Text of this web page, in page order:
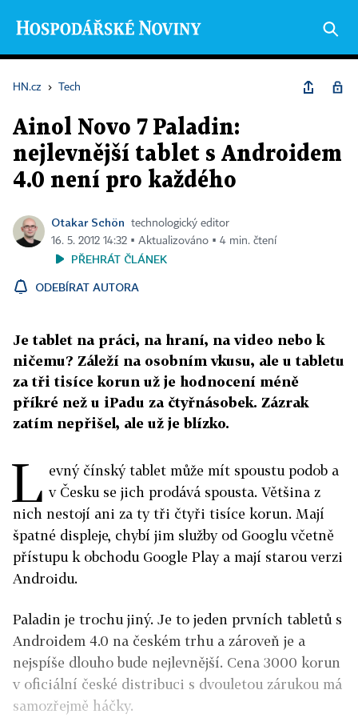
HN.cz › Tech
Ainol Novo 7 Paladin:
nejlevnější tablet s Androidem
4.0 není pro každého
Otakar Schön
technologický editor
16. 5. 2012 14:32 ▪ Aktualizováno ▪ 4 min. čtení
PŘEHRÁT ČLÁNEK
ODEBÍRAT AUTORA
Je tablet na práci, na hraní, na video nebo k
ničemu? Záleží na osobním vkusu, ale u tabletu
za tři tisíce korun už je hodnocení méně
příkré než u iPadu za čtyřnásobek. Zázrak
zatím nepřišel, ale už je blízko.
L evný čínský tablet může mít spoustu podob a
v Česku se jich prodává spousta. Většina z
nich nestojí ani za ty tři čtyři tisíce korun. Mají
špatné displeje, chybí jim služby od Googlu včetně
přístupu k obchodu Google Play a mají starou verzi
Androidu.
Paladin je trochu jiný. Je to jeden prvních tabletů s
Androidem 4.0 na českém trhu a zároveň je a
nejspíše dlouho bude nejlevnější. Cena 3000 korun
v oficiální české distribuci s dvouletou zárukou má
samozřejmě háčky.